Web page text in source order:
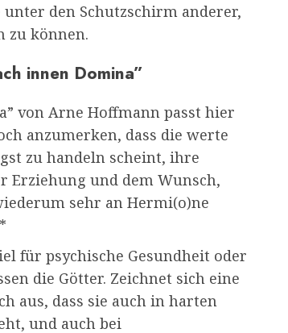
den Schutzschirm anderer,
zu können.
innen Domina”
von Arne Hoffmann passt hier
anzumerken, dass die werte
zu handeln scheint, ihre
und dem Wunsch,
sehr an Hermi(o)ne
für psychische Gesundheit oder
die Götter. Zeichnet sich eine
aus, dass sie auch in harten
und auch bei